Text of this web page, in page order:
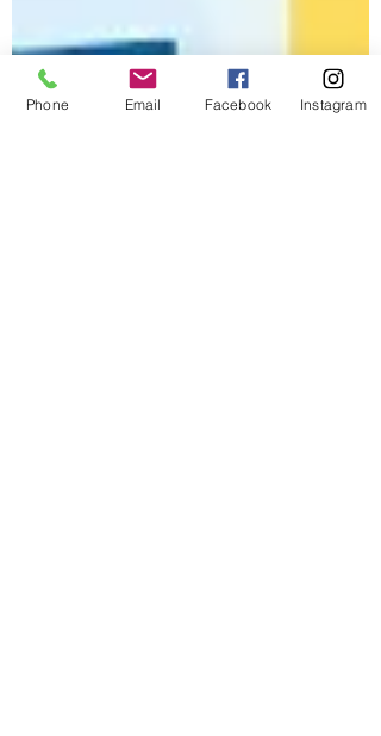
Phone Email Facebook Instagram